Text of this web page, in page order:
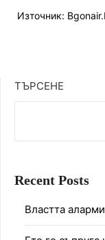
Източник:
ТЪРСЕНЕ
Recent Posts
Властта